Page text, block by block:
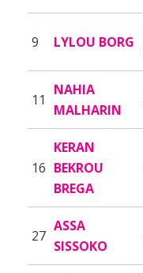
9 LYLOU BORG
11
NAHIA
MALHARIN
16
KERAN
BEKROU
BREGA
27
ASSA
SISSOKO